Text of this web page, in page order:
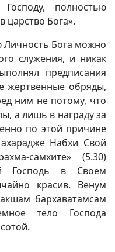
полностью
царство Бога».
Личность Бога можно
служения, и никак
предписания
жертвенные обряды,
ним не потому, что
а лишь в награду за
по этой причине
Набхи Свой
самхите» (5.30)
Господь в Своем
красив. Венум
бархаватамсам
тело Господа